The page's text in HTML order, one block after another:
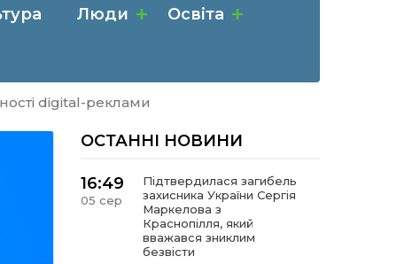
Люди Освіта
digital-реклами
ОСТАННІ НОВИНИ
16:49
05 сер
Підтвердилася загибель
захисника України Сергія
Маркелова з
Краснопілля, який
вважався зниклим
безвісти